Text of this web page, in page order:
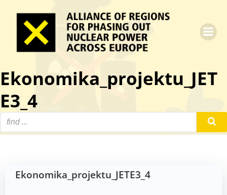
Inhalt
springen
Ekonomika_projektu_JET
E3_4
Ekonomika_projektu_JETE3_4